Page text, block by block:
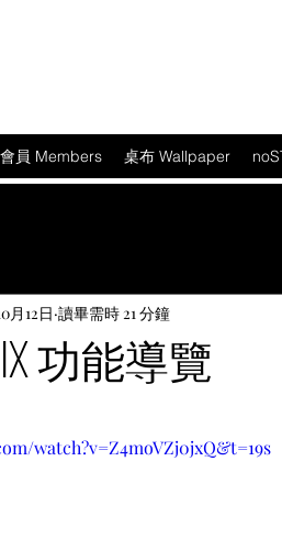
會員 Members 桌布 Wallpaper
功能導覽
月12日 讀畢需時 21 分鐘
5 顆星）。
watch?v=Z4moVZj0jxQ&t=19s